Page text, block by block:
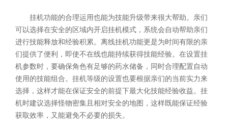
挂机功能的合理运用也能为技能升级带来很大帮助。亲们
可以选择在安全的区域内开启挂机模式，系统会自动帮助亲们
进行技能释放和经验积累。离线挂机功能更是为时间有限的亲
们提供了便利，即使不在线也能持续获得技能经验。在设置挂
机参数时，要确保角色有足够的药水储备，同时合理配置自动
使用的技能组合。挂机等级的设置也要根据亲们的当前实力来
选择，这样才能在保证安全的前提下最大化技能经验收益。挂
机时建议选择怪物密集且相对安全的地图，这样既能保证经验
获取效率，又能避免不必要的损失。